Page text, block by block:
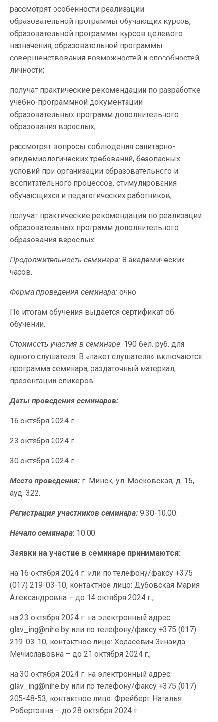
рассмотрят особенности реализации
образовательной программы обучающих курсов,
образовательной программы курсов целевого
назначения, образовательной программы
совершенствования возможностей и способностей
личности;
получат практические рекомендации по разработке
учебно-программной документации
образовательных программ дополнительного
образования взрослых;
рассмотрят вопросы соблюдения санитарно-
эпидемиологических требований, безопасных
условий при организации образовательного и
воспитательного процессов, стимулирования
обучающихся и педагогических работников;
получат практические рекомендации по реализации
образовательных программ дополнительного
образования взрослых.
Продолжительность семинара: 8 академических
часов.
Форма проведения семинара: очно
По итогам обучения выдается сертификат об
обучении.
Стоимость участия в семинаре: 190 бел. руб. для
одного слушателя. В «пакет слушателя» включаются:
программа семинара, раздаточный материал,
презентации спикеров.
Даты проведения семинаров:
16 октября 2024 г.
23 октября 2024 г.
30 октября 2024 г.
Место проведения: г. Минск, ул. Московская, д. 15,
ауд. 322.
Регистрация участников семинара: 9.30-10.00.
Начало семинара: 10.00.
Заявки на участие в семинаре принимаются:
на 16 октября 2024 г. или по телефону/факсу +375
(017) 219-03-10, контактное лицо: Дубовская Мария
Александровна – до 14 октября 2024 г.;
на 23 октября 2024 г. на электронный адрес:
glav_ing@nihe.by или по телефону/факсу +375 (017)
219-03-10, контактное лицо: Ходасевич Зинаида
Мечиславовна – до 21 октября 2024 г.;
на 30 октября 2024 г. на электронный адрес:
glav_ing@nihe.by или по телефону/факсу +375 (017)
205-48-53, контактное лицо: Фрейберг Наталья
Робертовна – до 28 октября 2024 г.